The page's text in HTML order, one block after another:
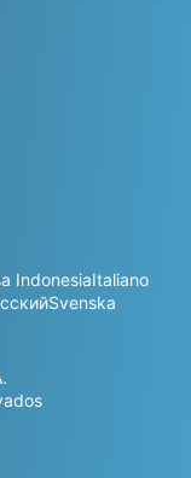
IndonesiaItaliano
Svenska